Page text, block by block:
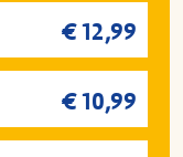
€ 12,99
€ 10,99